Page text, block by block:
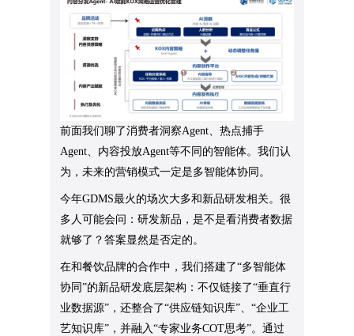
前面我们聊了消费者洞察Agent、热点捕手
Agent、内容投放Agent等不同的智能体。我们认
为，未来的营销模式一定是多智能体协同。
今年GDMS最火的场次大多和新品研发相关。很
多人可能会问：研发新品，是不是看消费者数据
就够了？答案显然是否定的。
在和餐饮品牌的合作中，我们搭建了“多智能体
协同”的新品研发底层架构：不仅链接了“垂直行
业数据源”，还整合了“供应链知识库”、“企业工
艺知识库”，并融入“专家业务COT思考”。通过